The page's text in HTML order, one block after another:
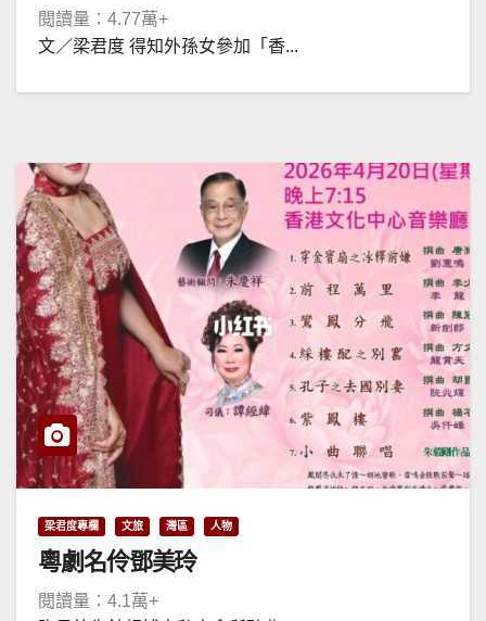
閱讀量：4.77萬+
文／梁君度 得知外孫女參加「香...
梁君度專欄 文旅 灣區 人物
粵劇名伶鄧美玲
閱讀量：4.1萬+